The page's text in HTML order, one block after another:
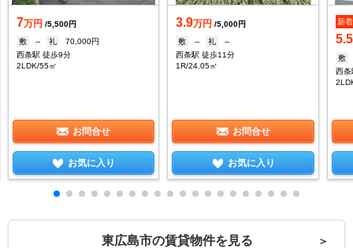
7万円 /5,500円
敷
-- 礼
70,000円
西条駅 徒歩9分
2LDK/55㎡
お問合せ
お気に入り
3.9万円 /5,000円
敷
-- 礼
--
西条駅 徒歩11分
1R/24.05㎡
お問合せ
お気に入り
新着
5.5
敷
西
東広島市の賃貸物件を見る ＞